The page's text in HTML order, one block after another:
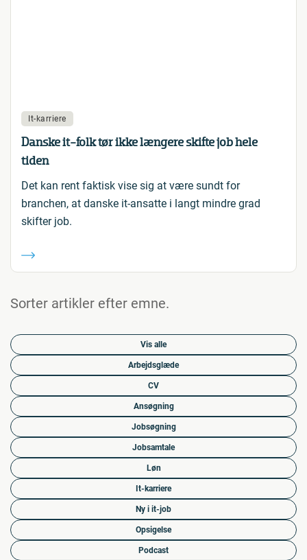
It-karriere
Danske it-folk tør ikke længere skifte job hele
tiden
Det kan rent faktisk vise sig at være sundt for
branchen, at danske it-ansatte i langt mindre grad
skifter job.
Sorter artikler efter emne.
Vis alle
Arbejdsglæde
CV
Ansøgning
Jobsøgning
Jobsamtale
Løn
It-karriere
Ny i it-job
Opsigelse
Podcast